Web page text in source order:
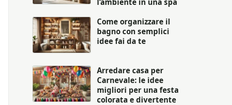
Come organizzare il
bagno con semplici
idee fai da te
Arredare casa per
Carnevale: le idee
migliori per una festa
colorata e divertente